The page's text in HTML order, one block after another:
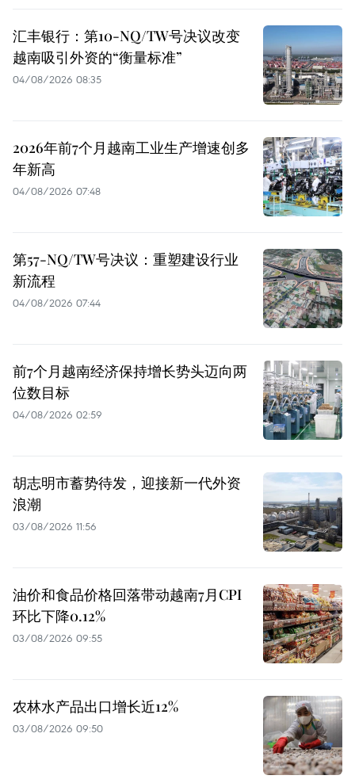
汇丰银行：第10-NQ/TW号决议改变
越南吸引外资的“衡量标准”
04/08/2026 08:35
2026年前7个月越南工业生产增速创多
年新高
04/08/2026 07:48
第57-NQ/TW号决议：重塑建设行业
新流程
04/08/2026 07:44
前7个月越南经济保持增长势头迈向两
位数目标
04/08/2026 02:59
胡志明市蓄势待发，迎接新一代外资
浪潮
03/08/2026 11:56
油价和食品价格回落带动越南7月CPI
环比下降0.12%
03/08/2026 09:55
农林水产品出口增长近12%
03/08/2026 09:50